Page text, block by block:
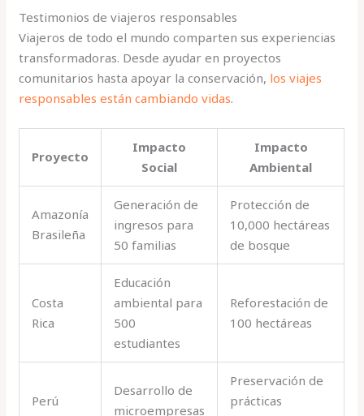
Testimonios de viajeros responsables
Viajeros de todo el mundo comparten sus experiencias
transformadoras. Desde ayudar en proyectos
comunitarios hasta apoyar la conservación, los viajes
responsables están cambiando vidas.
Proyecto
Impacto
Social
Impacto
Ambiental
Amazonía
Brasileña
Generación de
ingresos para
50 familias
Protección de
10,000 hectáreas
de bosque
Costa
Rica
Educación
ambiental para
500
estudiantes
Reforestación de
100 hectáreas
Perú
Desarrollo de
microempresas
Preservación de
prácticas